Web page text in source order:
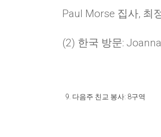
Paul Morse 집사, 최
(2) 한국 방문:
다음주 친교 봉사: 8구역